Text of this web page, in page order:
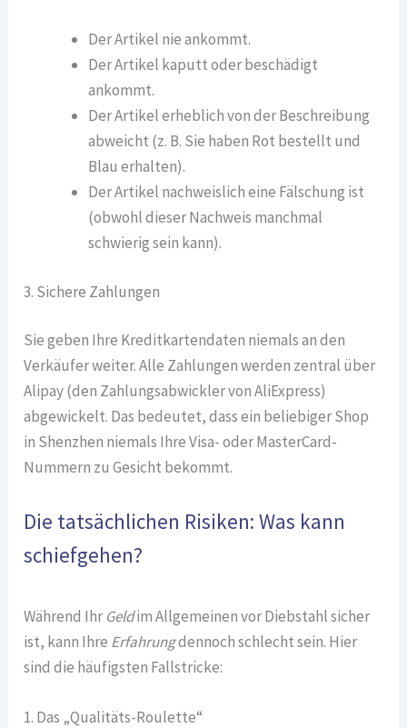
Der Artikel nie ankommt.
Der Artikel kaputt oder beschädigt
ankommt.
Der Artikel erheblich von der Beschreibung
abweicht (z. B. Sie haben Rot bestellt und
Blau erhalten).
Der Artikel nachweislich eine Fälschung ist
(obwohl dieser Nachweis manchmal
schwierig sein kann).
3. Sichere Zahlungen
Sie geben Ihre Kreditkartendaten niemals an den
Verkäufer weiter. Alle Zahlungen werden zentral über
Alipay (den Zahlungsabwickler von AliExpress)
abgewickelt. Das bedeutet, dass ein beliebiger Shop
in Shenzhen niemals Ihre Visa- oder MasterCard-
Nummern zu Gesicht bekommt.
Die tatsächlichen Risiken: Was kann
schiefgehen?
Während IhrGeldim Allgemeinen vor Diebstahl sicher
ist, kann Ihre Erfahrungdennoch schlecht sein. Hier
sind die häufigsten Fallstricke:
1. Das „Qualitäts-Roulette“